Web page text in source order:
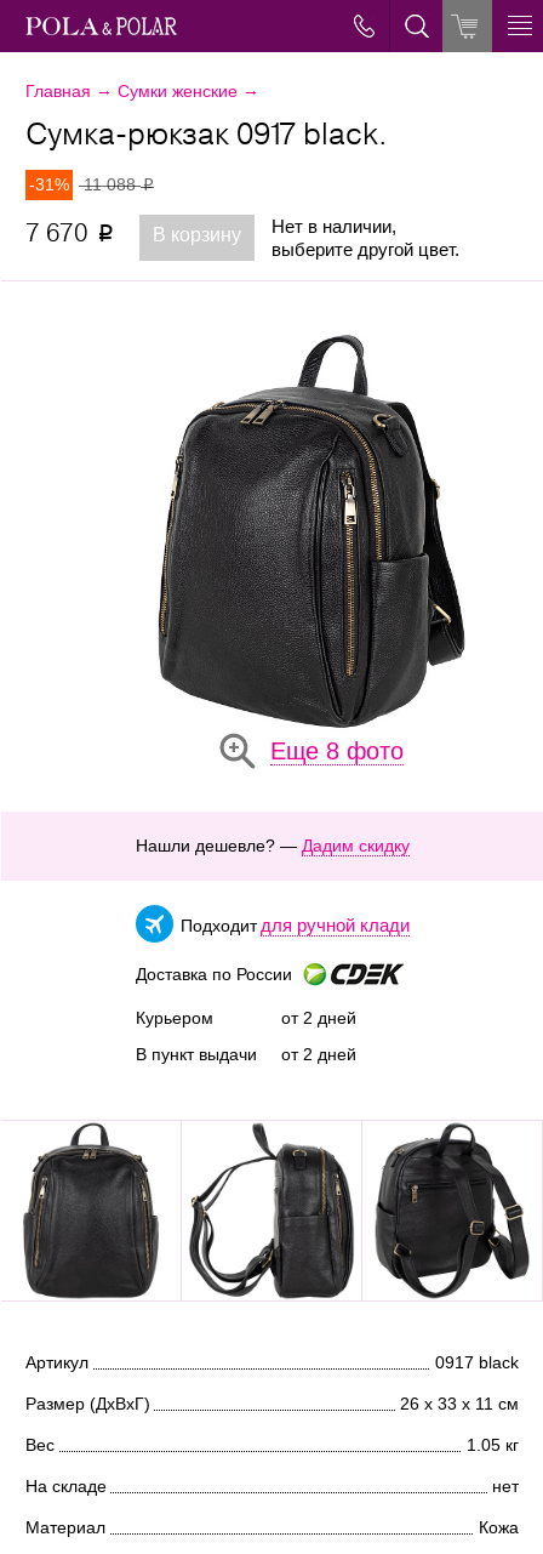
Главная → Сумки женские →
Еще 8 фото
Сумка-рюкзак 0917 black.
-31% 11 088p
7 670 p В корзину
Нет в наличии,
выберите другой цвет.
Нашли дешевле? — Дадим скидку
Подходит для ручной клади
Доставка по России
Курьером
В пункт выдачи
от 2 дней
от 2 дней
Артикул 0917 black
Размер (ДхВхГ) 26 х 33 х 11 см
Вес 1.05 кг
На складе нет
Материал Кожа